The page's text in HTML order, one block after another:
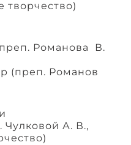
творчество)
Романова В.
(преп. Романов
А. В.,